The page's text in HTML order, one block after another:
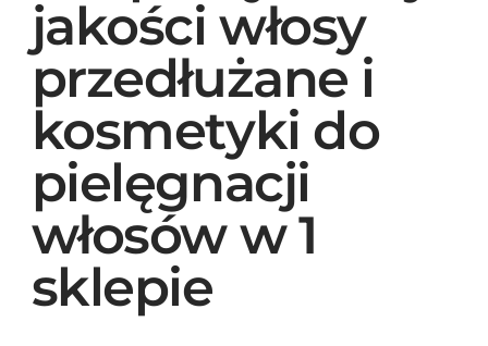
jakości włosy
przedłużane i
kosmetyki do
pielęgnacji
włosów w 1
sklepie